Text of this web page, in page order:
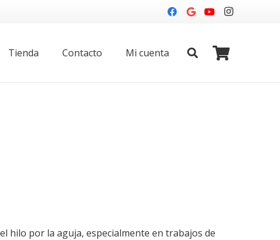
Tienda Contacto Mi cuenta
hilo por la aguja, especialmente en trabajos de